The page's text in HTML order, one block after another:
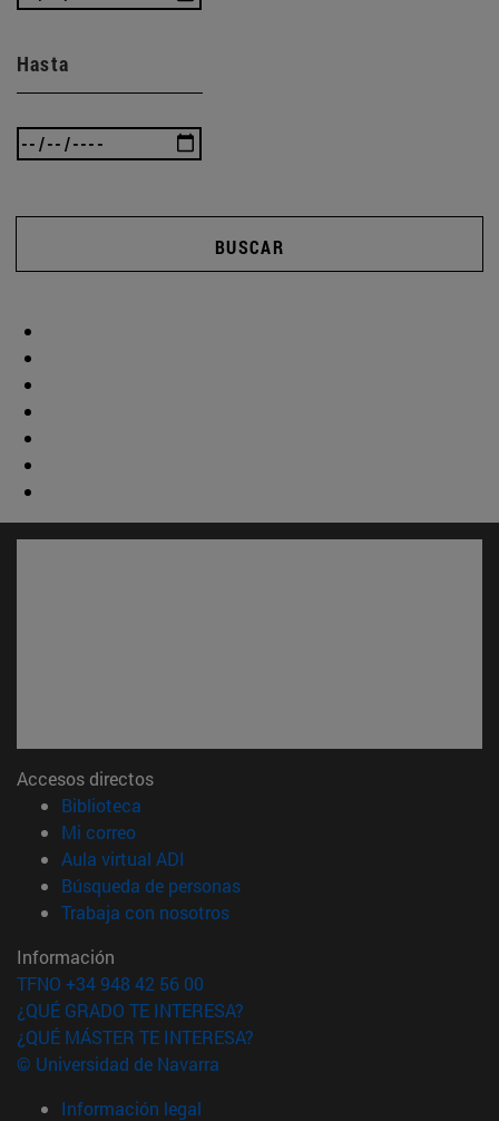
Hasta
BUSCAR
Accesos directos
Biblioteca
Mi correo(abre en nueva ventana)
Aula virtual ADI
Búsqueda de personas(abre en nueva ventana)
Trabaja con nosotros(abre en nueva ventana)
Información
TFNO +34 948 42 56 00
¿QUÉ GRADO TE INTERESA?
¿QUÉ MÁSTER TE INTERESA?
© Universidad de Navarra
Información legal